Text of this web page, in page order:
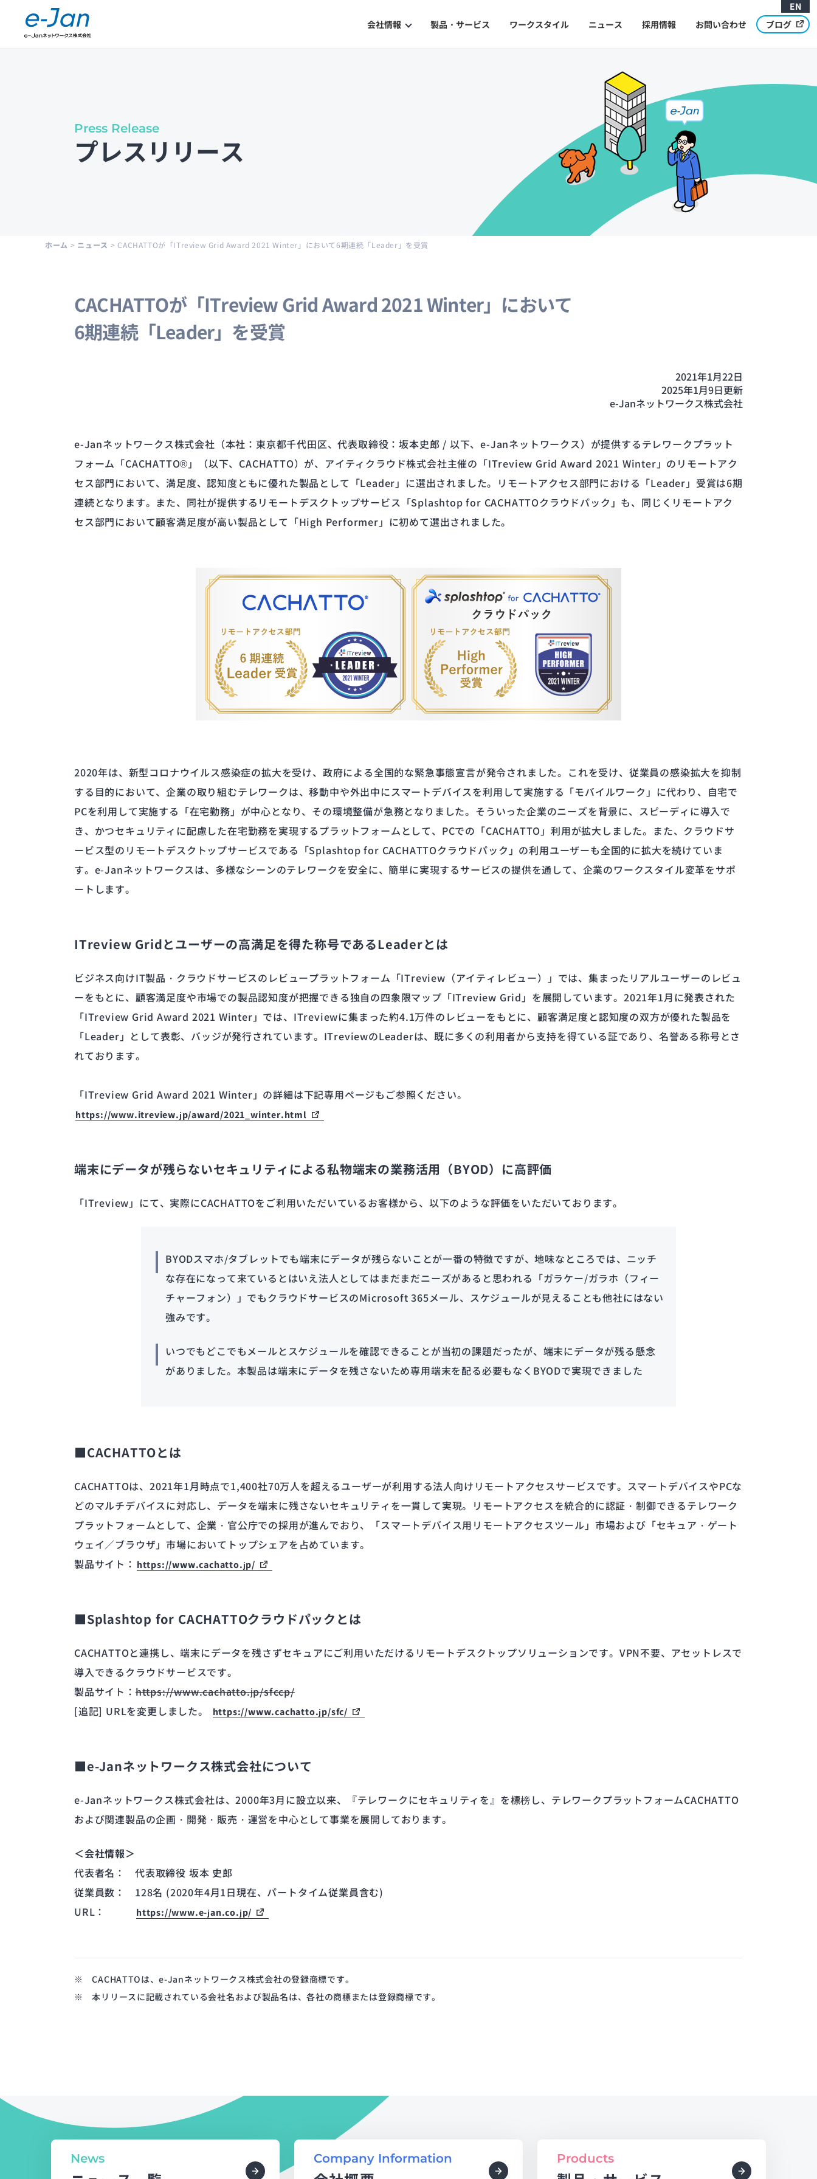
会社情報 製品・サービス ワークスタイル ニュース 採用情報 お問い合わせ ブログ
EN
Message from CEO
代表メッセージ
Development Cycle and Structure
開発サイクルと体制
電子公示 ISMS認証
Press Release
プレスリリース
ホーム > ニュース > CACHATTOが「ITreview Grid Award 2021 Winter」において6期連続「Leader」を受賞
CACHATTOが「ITreview Grid Award 2021 Winter」において
6期連続「Leader」を受賞
2021年1月22日
2025年1月9日更新
e-Janネットワークス株式会社
e-Janネットワークス株式会社（本社：東京都千代田区、代表取締役：坂本史郎 / 以下、e-Janネットワークス）が提供するテレワークプラット
フォーム「CACHATTO®」（以下、CACHATTO）が、アイティクラウド株式会社主催の「ITreview Grid Award 2021 Winter」のリモートアク
セス部門において、満足度、認知度ともに優れた製品として「Leader」に選出されました。リモートアクセス部門における「Leader」受賞は6期
連続となります。また、同社が提供するリモートデスクトップサービス「Splashtop for CACHATTOクラウドパック」も、同じくリモートアク
セス部門において顧客満足度が高い製品として「High Performer」に初めて選出されました。
2020年は、新型コロナウイルス感染症の拡大を受け、政府による全国的な緊急事態宣言が発令されました。これを受け、従業員の感染拡大を抑制
する目的において、企業の取り組むテレワークは、移動中や外出中にスマートデバイスを利用して実施する「モバイルワーク」に代わり、自宅で
PCを利用して実施する「在宅勤務」が中心となり、その環境整備が急務となりました。そういった企業のニーズを背景に、スピーディに導入で
き、かつセキュリティに配慮した在宅勤務を実現するプラットフォームとして、PCでの「CACHATTO」利用が拡大しました。また、クラウドサ
ービス型のリモートデスクトップサービスである「Splashtop for CACHATTOクラウドパック」の利用ユーザーも全国的に拡大を続けていま
す。e-Janネットワークスは、多様なシーンのテレワークを安全に、簡単に実現するサービスの提供を通して、企業のワークスタイル変革をサポ
ートします。
ITreview Gridとユーザーの高満足を得た称号であるLeaderとは
ビジネス向けIT製品・クラウドサービスのレビュープラットフォーム「ITreview（アイティレビュー）」では、集まったリアルユーザーのレビュ
ーをもとに、顧客満足度や市場での製品認知度が把握できる独自の四象限マップ「ITreview Grid」を展開しています。2021年1月に発表された
「ITreview Grid Award 2021 Winter」では、ITreviewに集まった約4.1万件のレビューをもとに、顧客満足度と認知度の双方が優れた製品を
「Leader」として表彰、バッジが発行されています。ITreviewのLeaderは、既に多くの利用者から支持を得ている証であり、名誉ある称号とさ
れております。
「ITreview Grid Award 2021 Winter」の詳細は下記専用ページもご参照ください。
https://www.itreview.jp/award/2021_winter.html
端末にデータが残らないセキュリティによる私物端末の業務活用（BYOD）に高評価
「ITreview」にて、実際にCACHATTOをご利用いただいているお客様から、以下のような評価をいただいております。
BYODスマホ/タブレットでも端末にデータが残らないことが一番の特徴ですが、地味なところでは、ニッチ
な存在になって来ているとはいえ法人としてはまだまだニーズがあると思われる「ガラケー/ガラホ（フィー
チャーフォン）」でもクラウドサービスのMicrosoft 365メール、スケジュールが見えることも他社にはない
強みです。
いつでもどこでもメールとスケジュールを確認できることが当初の課題だったが、端末にデータが残る懸念
がありました。本製品は端末にデータを残さないため専用端末を配る必要もなくBYODで実現できました
■CACHATTOとは
CACHATTOは、2021年1月時点で1,400社70万人を超えるユーザーが利用する法人向けリモートアクセスサービスです。スマートデバイスやPCな
どのマルチデバイスに対応し、データを端末に残さないセキュリティを一貫して実現。リモートアクセスを統合的に認証・制御できるテレワーク
プラットフォームとして、企業・官公庁での採用が進んでおり、「スマートデバイス用リモートアクセスツール」市場および「セキュア・ゲート
ウェイ／ブラウザ」市場においてトップシェアを占めています。
製品サイト： https://www.cachatto.jp/
■Splashtop for CACHATTOクラウドパックとは
CACHATTOと連携し、端末にデータを残さずセキュアにご利用いただけるリモートデスクトップソリューションです。VPN不要、アセットレスで
導入できるクラウドサービスです。
製品サイト：https://www.cachatto.jp/sfccp/
[追記] URLを変更しました。
https://www.cachatto.jp/sfc/
■e-Janネットワークス株式会社について
e-Janネットワークス株式会社は、2000年3月に設立以来、『テレワークにセキュリティを』を標榜し、テレワークプラットフォームCACHATTO
および関連製品の企画・開発・販売・運営を中心として事業を展開しております。
＜会社情報＞
代表者名：
代表取締役 坂本 史郎
従業員数：
128名 (2020年4月1日現在、パートタイム従業員含む)
URL：
https://www.e-jan.co.jp/
※ CACHATTOは、e-Janネットワークス株式会社の登録商標です。
※ 本リリースに記載されている会社名および製品名は、各社の商標または登録商標です。
News Company Information Products